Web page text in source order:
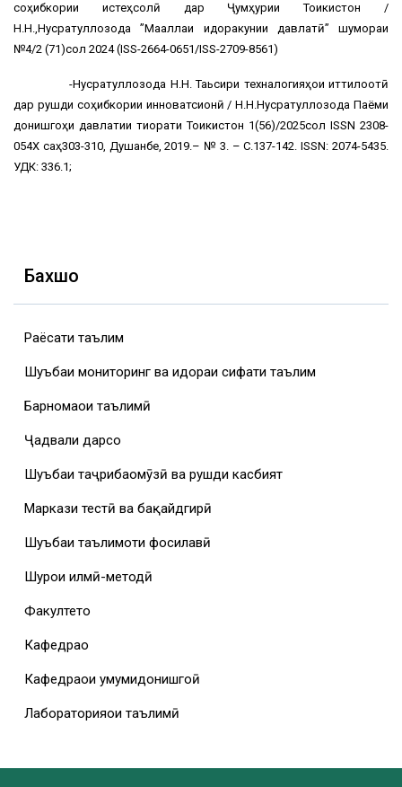
соҳибкории истеҳсолӣ дар Ҷумҳурии Тоҷикистон /
Н.Н.,Нусратуллозода ”Маҷаллаи идоракунии давлатӣ” шумораи
№4/2 (71)сол 2024 (ISS-2664-0651/ISS-2709-8561)
-Нусратуллозода Н.Н. Таьсири техналогияҳои иттилоотӣ
дар рушди соҳибкории инноватсионӣ / Н.Н.Нусратуллозода Паёми
донишгоҳи давлатии тиҷорати Тоҷикистон 1(56)/2025сол ISSN 2308-
054Х саҳ303-310, Душанбе, 2019.– № 3. – С.137-142. ISSN: 2074-5435.
УДК: 336.1;
Бахшҳо
Раёсати таълим
Шуъбаи мониторинг ва идораи сифати таълим
Барномаҳои таълимӣ
Ҷадвали дарсҳо
Шуъбаи таҷрибаомӯзӣ ва рушди касбият
Маркази тестӣ ва бақайдгирӣ
Шуъбаи таълимоти фосилавӣ
Шурои илмӣ-методӣ
Факултетҳо
Кафедраҳо
Кафедраҳои умумидонишгоҳӣ
Лабораторияҳои таълимӣ